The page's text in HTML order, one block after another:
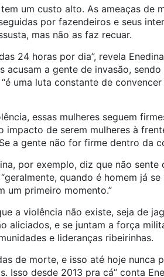
um custo alto. As ameaças de
por fazendeiros e seus
mas não as faz recuar.
24 horas por dia”, revela
acusam a gente de invasão,
“é uma luta constante de
essas mulheres seguem
impacto de serem mulheres à
a gente não for firme dentro da
por exemplo, diz que não
quando é homem já
um primeiro momento.”
a violência não existe, seja de
aliciados, e se juntam a força
e lideranças ribeirinhas.
de morte, e isso até hoje
Isso desde 2013 pra cá” conta